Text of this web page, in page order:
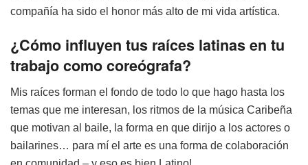
compañía ha sido el honor más alto de mi vida artística.
¿Cómo influyen tus raíces latinas en tu
trabajo como coreógrafa?
Mis raíces forman el fondo de todo lo que hago hasta los
temas que me interesan, los ritmos de la música Caribeña
que motivan al baile, la forma en que dirijo a los actores o
bailarines… para mí el arte es una forma de colaboración